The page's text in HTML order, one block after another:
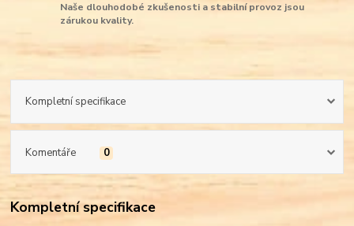
Naše dlouhodobé zkušenosti a stabilní provoz jsou
zárukou kvality.
Kompletní specifikace
Komentáře 0
Kompletní specifikace